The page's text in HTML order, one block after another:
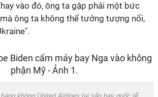
vào đó, ông ta gặp phải một bức
ông ta không thể tưởng tượng nổi,